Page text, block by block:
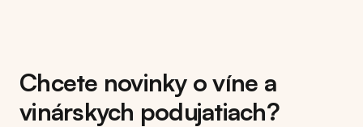
Chcete novinky o víne a
vinárskych podujatiach?